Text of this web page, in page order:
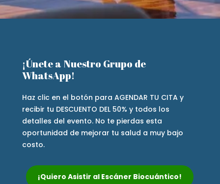
¡Únete a Nuestro Grupo de
WhatsApp!
Haz clic en el botón para AGENDAR TU CITA y
recibir tu DESCUENTO DEL 50% y todos los
detalles del evento. No te pierdas esta
oportunidad de mejorar tu salud a muy bajo
costo.
¡Quiero Asistir al Escáner Biocuántico!